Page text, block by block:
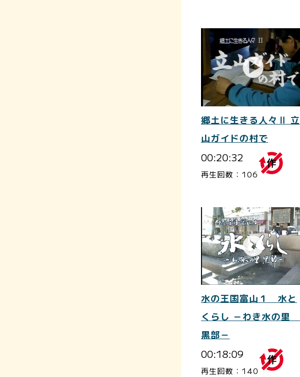
郷土に生きる人々Ⅱ 立
山ガイドの村で
00:20:32
再生回数：106
水の王国富山１ 水と
くらし －わき水の里
黒部－
00:18:09
再生回数：140